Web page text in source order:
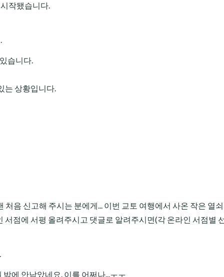
작됐습니다.
습니다.
는 상황입니다.
음 신고해 주시는 분에게... 이번 교토 여행에서 사온 작은 열
서점에 서평 올려주시고 댓글로 알려주시면(각 온라인 서점별
에 안남았네요. 이를 어쩌나...ㅜㅜ